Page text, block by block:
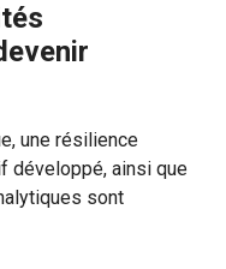
une résilience
développé, ainsi que
sont